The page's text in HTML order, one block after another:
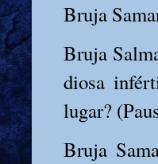
Bruja
Bruja
diosa
lugar?
Bruja